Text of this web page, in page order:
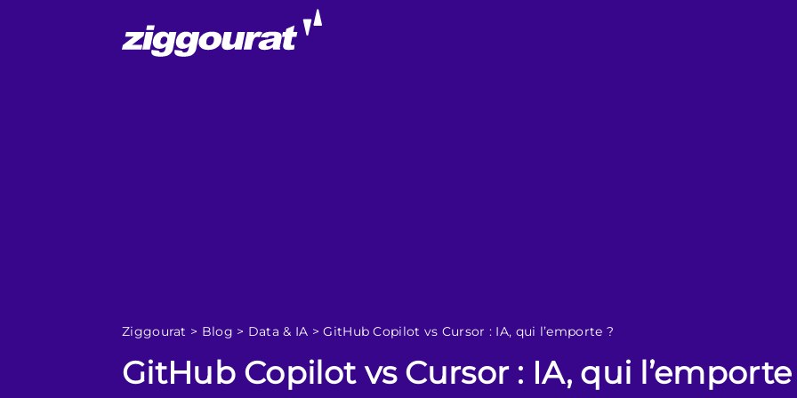
Ziggourat > Blog > Data & IA >GitHub Copilot vs Cursor : IA, qui l’emporte ?
GitHub Copilot vs Cursor : IA, qui